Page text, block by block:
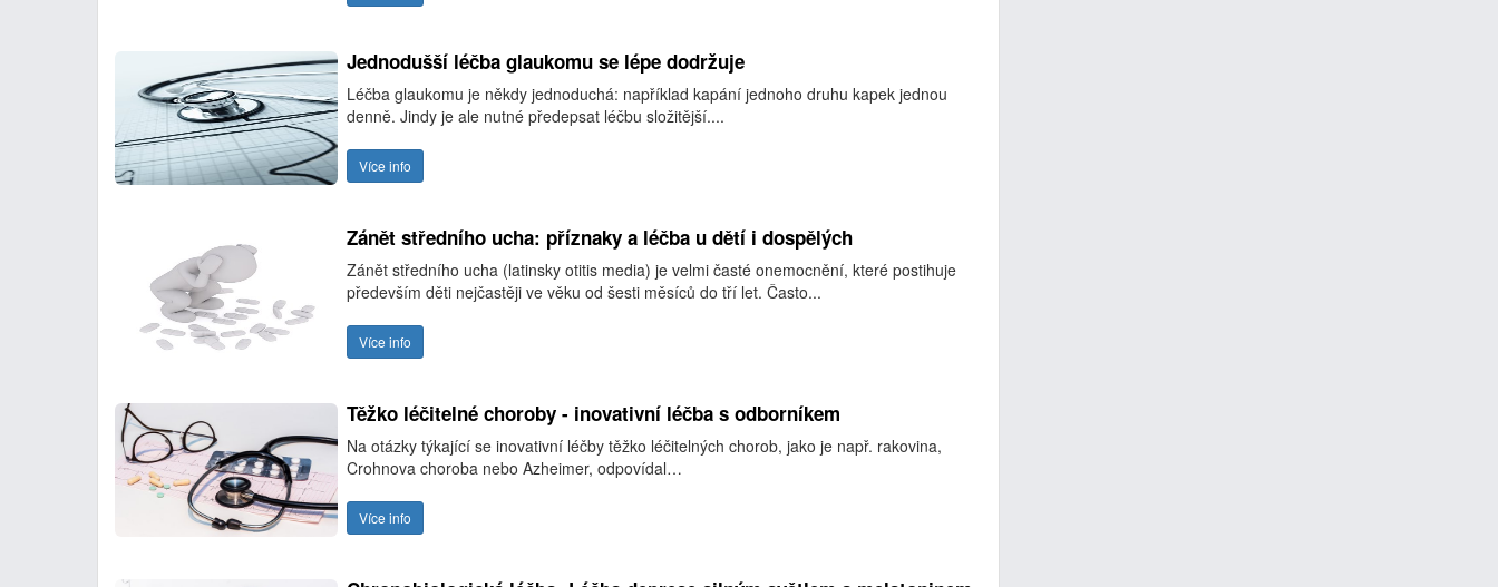
Jednodušší léčba glaukomu se lépe dodržuje
Léčba glaukomu je někdy jednoduchá: například kapání jednoho druhu kapek jednou
denně. Jindy je ale nutné předepsat léčbu složitější....
Více info
Zánět středního ucha: příznaky a léčba u dětí i dospělých
Zánět středního ucha (latinsky otitis media) je velmi časté onemocnění, které postihuje
především děti nejčastěji ve věku od šesti měsíců do tří let. Často...
Více info
Těžko léčitelné choroby - inovativní léčba s odborníkem
Na otázky týkající se inovativní léčby těžko léčitelných chorob, jako je např. rakovina,
Crohnova choroba nebo Azheimer, odpovídal…
Více info